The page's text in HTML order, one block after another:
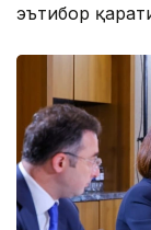
эътибор